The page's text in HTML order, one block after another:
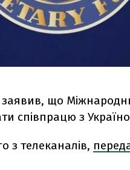
заявив, що
співпрацю з
з телеканалів,